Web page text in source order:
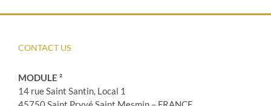
CONTACT US
MODULE ²
14 rue Saint Santin, Local 1